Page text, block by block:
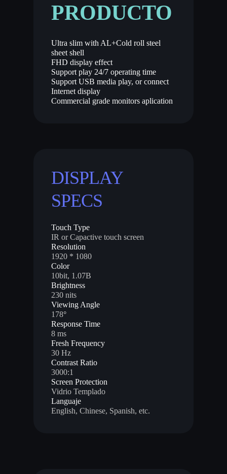
PRODUCTO
Ultra slim with AL+Cold roll steel
sheet shell
FHD display effect
Support play 24/7 operating time
Support USB media play, or connect
Internet display
Commercial grade monitors aplication
DISPLAY
SPECS
Touch Type
IR or Capactive touch screen
Resolution
1920 * 1080
Color
10bit, 1.07B
Brightness
230 nits
Viewing Angle
178°
Response Time
8 ms
Fresh Frequency
30 Hz
Contrast Ratio
3000:1
Screen Protection
Vidrio Templado
Languaje
English, Chinese, Spanish, etc.